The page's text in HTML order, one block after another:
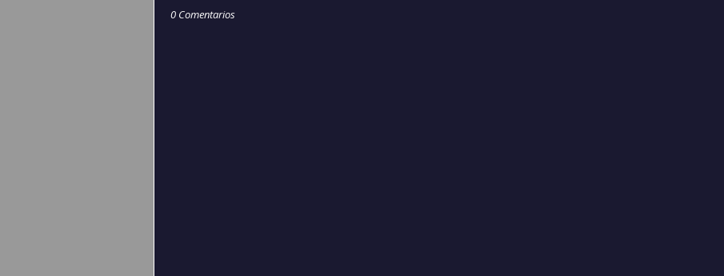
0 Comentarios